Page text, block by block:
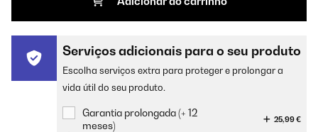
Serviços adicionais para o seu produto
Escolha serviços extra para proteger e prolongar a
vida útil do seu produto.
Garantia prolongada (+ 12
meses)
25,99 €